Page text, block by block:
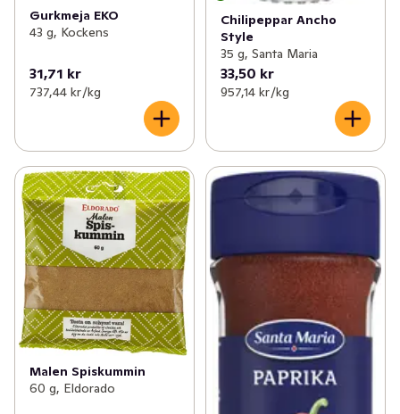
Gurkmeja EKO
43 g, Kockens
31,71 kr
737,44 kr /kg
Chilipeppar Ancho
Style
35 g, Santa Maria
33,50 kr
957,14 kr /kg
Malen Spiskummin
60 g, Eldorado